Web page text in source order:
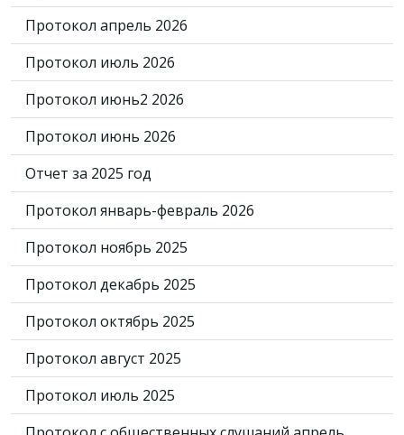
Протокол апрель 2026
Протокол июль 2026
Протокол июнь2 2026
Протокол июнь 2026
Отчет за 2025 год
Протокол январь-февраль 2026
Протокол ноябрь 2025
Протокол декабрь 2025
Протокол октябрь 2025
Протокол август 2025
Протокол июль 2025